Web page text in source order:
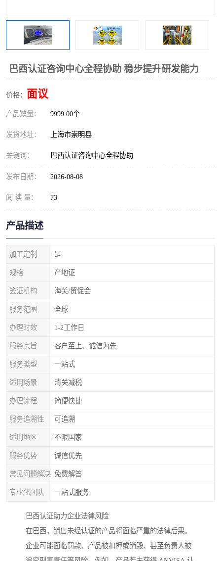
巴西认证咨询中心全程协助 稳步提升研发能力
价格： 面议
产品数量： 9999.00个
发货地址： 上海市崇明县
关键词： 巴西认证咨询中心全程协助
发布日期： 2026-08-08
阅 读 量： 73
产品描述
加工定制 是
规格 产地证
签证机构 海关/贸促会
服务范围 全球
办理时效 1-2工作日
服务宗旨 客户至上、诚信为先
服务类型 一站式
适用场景 清关减税
办理流程 简便快捷
服务追溯性 可追溯
适用地区 不限国家
服务优势 诚信优先
常见问题解决 免费解答
专业化团队 一站式服务
巴西认证助力企业法律风险
在巴西，销售未经认证的产品将面临严重的法律后果。
企业可能面临罚款、产品被扣押或销毁、甚至负责人被